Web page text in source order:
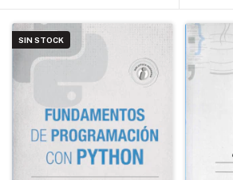
SIN STOCK